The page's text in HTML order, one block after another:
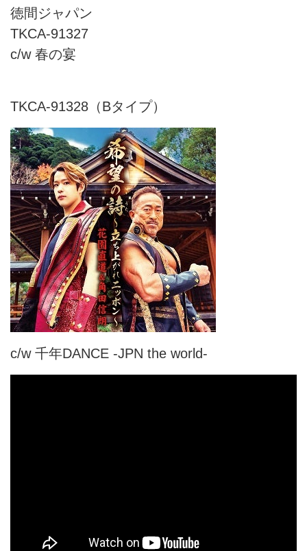
徳間ジャパン
TKCA-91327
c/w 春の宴
TKCA-91328（Bタイプ）
c/w 千年DANCE -JPN the world-